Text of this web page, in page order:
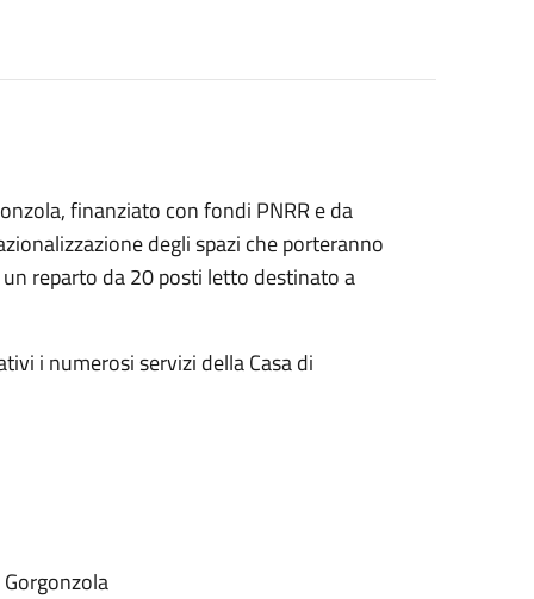
finanziato con fondi PNRR e da
degli spazi che porteranno
reparto da 20 posti letto destinato a
i numerosi servizi della Casa di